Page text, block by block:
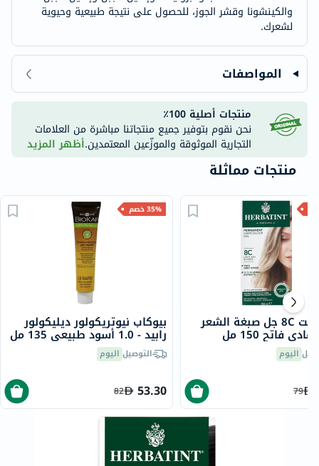
والكينشونا وقشر الجوز، للحصول على نتيجة طبيعية وحيوية
لشعرك.
المواصفات
منتجات أصلية 100٪
نحن نقوم بتوفير جميع منتجاتنا مباشرة من العلامات
التجارية الموثوقة والموزّعين المعتمدين.أظهر المزيد
منتجات مماثلة
35% خصم
بيوكاب نيوتريكولور ديليكولور
رابيد - 1.0 أسود طبيعي 135 مل
التوصيل اليوم
53.30
82
هيرباتينت 8C جل صبغة الشعر
فاتح 150 مل
اليوم
79